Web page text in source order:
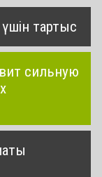
тартыс
сильную